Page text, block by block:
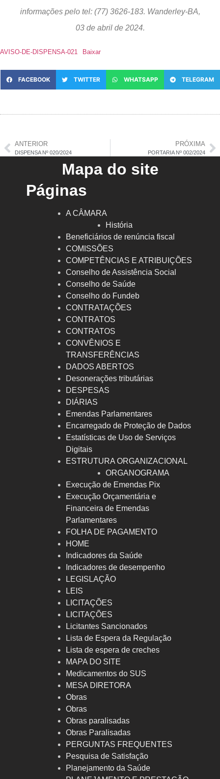
informações pelo tel: (77) 3626-183. Wanderley-BA,
03 de abril de 2024.
AVISO-DE-DISPENSA-021 Baixar
FACEBOOK TWITTER WHATSAPP TELEGRAM
ANTERIOR
DISPENSA Nº 020/2024
PRÓXIMA
PORTARIA Nº 002/2024
Mapa do site
Páginas
A CÂMARA
História
Beneficiários de renúncia fiscal
COMISSÕES
COMPETÊNCIAS E ATRIBUIÇÕES
Conselho de Assistência Social
Conselho de Saúde
Conselho do Fundeb
CONTRATAÇÕES
CONTRATOS
CONTRATOS
CONVÊNIOS E
TRANSFERÊNCIAS
DADOS ABERTOS
Desonerações tributárias
DESPESAS
DIÁRIAS
Emendas Parlamentares
Encarregado de Proteção de Dados
Estatísticas de Uso de Serviços
Digitais
ESTRUTURA ORGANIZACIONAL
ORGANOGRAMA
Execução de Emendas Pix
Execução Orçamentária e
Financeira de Emendas
Parlamentares
FOLHA DE PAGAMENTO
HOME
Indicadores da Saúde
Indicadores de desempenho
LEGISLAÇÃO
LEIS
LICITAÇÕES
LICITAÇÕES
Licitantes Sancionados
Lista de Espera da Regulação
Lista de espera de creches
MAPA DO SITE
Medicamentos do SUS
MESA DIRETORA
Obras
Obras
Obras paralisadas
Obras Paralisadas
PERGUNTAS FREQUENTES
Pesquisa de Satisfação
Planejamento da Saúde